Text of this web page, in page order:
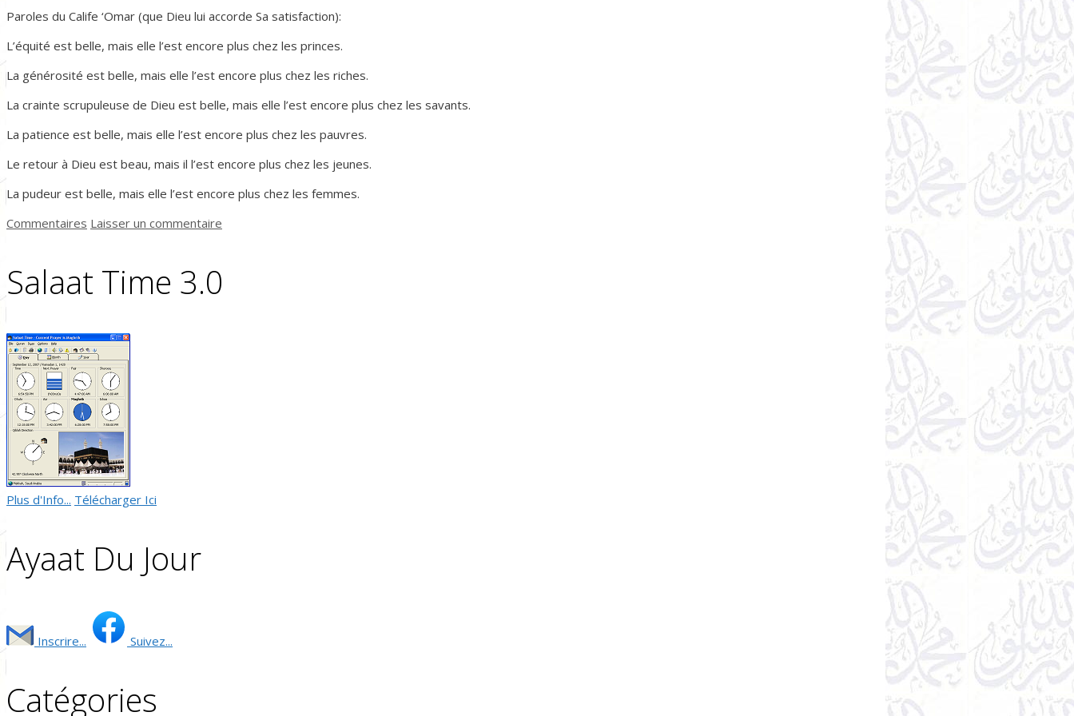
Paroles du Calife ‘Omar (que Dieu lui accorde Sa satisfaction):
L’équité est belle, mais elle l’est encore plus chez les princes.
La générosité est belle, mais elle l’est encore plus chez les riches.
La crainte scrupuleuse de Dieu est belle, mais elle l’est encore plus chez les savants.
La patience est belle, mais elle l’est encore plus chez les pauvres.
Le retour à Dieu est beau, mais il l’est encore plus chez les jeunes.
La pudeur est belle, mais elle l’est encore plus chez les femmes.
Catégories
Commentaires Laisser un commentaire
Salaat Time 3.0
Plus d'Info... Télécharger Ici
Ayaat Du Jour
Inscrire... Suivez...
Catégories